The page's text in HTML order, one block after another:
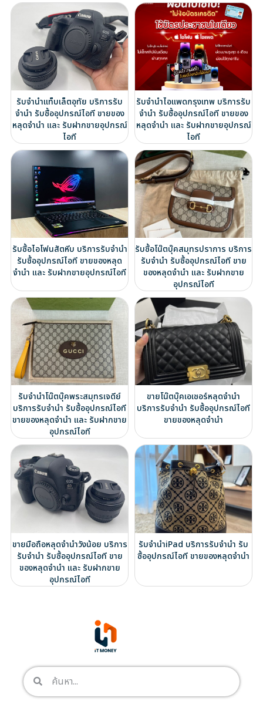
รับจำนำแท็บเล็ตอุทัย บริการรับ
จำนำ รับซื้ออุปกรณ์ไอที ขายของ
หลุดจำนำ และ รับฝากขายอุปกรณ์
ไอที
รับจำนำไอแพดกรุงเทพ บริการรับ
จำนำ รับซื้ออุปกรณ์ไอที ขายของ
หลุดจำนำ และ รับฝากขายอุปกรณ์
ไอที
รับซื้อไอโฟนสัตหีบ บริการรับจำนำ
รับซื้ออุปกรณ์ไอที ขายของหลุด
จำนำ และ รับฝากขายอุปกรณ์ไอที
รับซื้อโน๊ตบุ๊คสมุทรปราการ บริการ
รับจำนำ รับซื้ออุปกรณ์ไอที ขาย
ของหลุดจำนำ และ รับฝากขาย
อุปกรณ์ไอที
รับจำนำโน๊ตบุ๊คพระสมุทรเจดีย์
บริการรับจำนำ รับซื้ออุปกรณ์ไอที
ขายของหลุดจำนำ และ รับฝากขาย
อุปกรณ์ไอที
ขายโน๊ตบุ๊คเอเซอร์หลุดจำนำ
บริการรับจำนำ รับซื้ออุปกรณ์ไอที
ขายของหลุดจำนำ
ขายมือถือหลุดจำนำวังน้อย บริการ
รับจำนำ รับซื้ออุปกรณ์ไอที ขาย
ของหลุดจำนำ และ รับฝากขาย
อุปกรณ์ไอที
รับจำนำiPad บริการรับจำนำ รับ
ซื้ออุปกรณ์ไอที ขายของหลุดจำนำ